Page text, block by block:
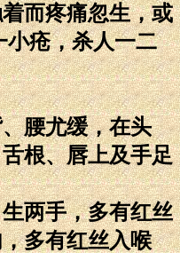
而疼痛忽生，或
小疮，杀人一二
腰尤缓，在头
根、唇上及手足
两手，多有红丝
多有红丝入喉